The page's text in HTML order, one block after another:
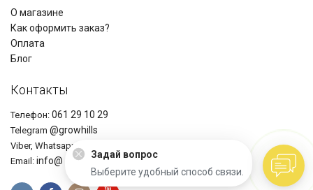
О магазине
Как оформить заказ?
Оплата
Блог
Контакты
Телефон: 061 29 10 29
Telegram @growhills
Viber, Whatsapp
Email: info@ growhills.com
Задай вопрос
Выберите удобный способ связи.